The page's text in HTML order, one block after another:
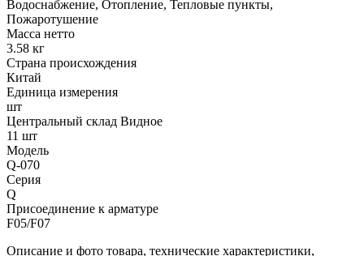
Водоснабжение, Отопление, Тепловые пункты,
Пожаротушение
Масса нетто
3.58 кг
Страна происхождения
Китай
Единица измерения
шт
Центральный склад Видное
11 шт
Модель
Q-070
Серия
Q
Присоединение к арматуре
F05/F07
Описание и фото товара, технические характеристики,